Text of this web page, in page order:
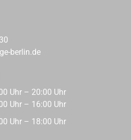
berlin.de
Uhr – 20:00 Uhr
Uhr – 16:00 Uhr
Uhr – 18:00 Uhr